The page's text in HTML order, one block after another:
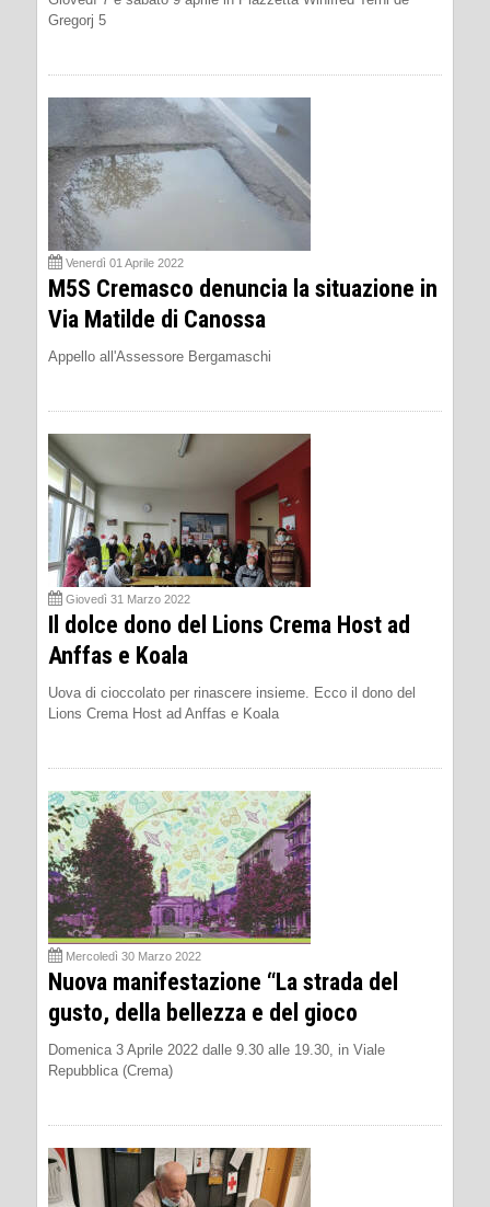
Gregorj 5
Venerdì 01 Aprile 2022
M5S Cremasco denuncia la situazione in
Via Matilde di Canossa
Appello all'Assessore Bergamaschi
Giovedì 31 Marzo 2022
Il dolce dono del Lions Crema Host ad
Anffas e Koala
Uova di cioccolato per rinascere insieme. Ecco il dono del
Lions Crema Host ad Anffas e Koala
Mercoledì 30 Marzo 2022
Nuova manifestazione “La strada del
gusto, della bellezza e del gioco
Domenica 3 Aprile 2022 dalle 9.30 alle 19.30, in Viale
Repubblica (Crema)